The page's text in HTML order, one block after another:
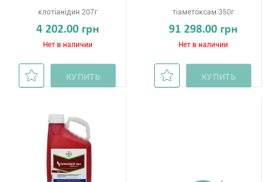
клотіанідин 207г
4 202.00 грн
Нет в наличии
КУПИТЬ
тіаметоксам 350г
91 298.00 грн
Нет в наличии
КУПИТЬ